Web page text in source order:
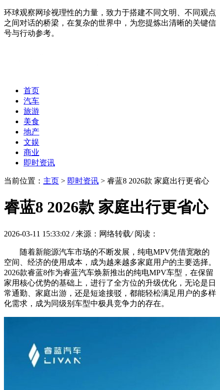
环球观察网珍视理性的力量，致力于搭建不同文明、不同观点
之间对话的桥梁，在复杂的世界中，为您提炼出清晰的关键信
号与行动参考。
首页
汽车
旅游
美食
地产
文娱
商业
即时资讯
当前位置： 主页 > 即时资讯 > 睿蓝8 2026款 家庭出行更省心
睿蓝8 2026款 家庭出行更省心
2026-03-11 15:33:02 / 来源：网络转载/ 阅读：
随着新能源汽车市场的不断发展，纯电MPV凭借宽敞的
空间、经济的使用成本，成为越来越多家庭用户的主要选择。
2026款睿蓝8作为睿蓝汽车焕新推出的纯电MPV车型，在保留
家用核心优势的基础上，进行了全方位的升级优化，无论是日
常通勤、家庭出游，还是短途接驳，都能轻松满足用户的多样
化需求，成为同级别车型中极具竞争力的存在。